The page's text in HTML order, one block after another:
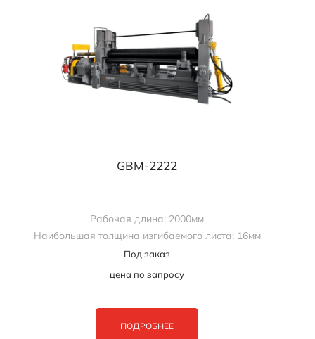
GBM-2222
Рабочая длина: 2000мм
Наибольшая толщина изгибаемого листа: 16мм
Под заказ
цена по запросу
ПОДРОБНЕЕ